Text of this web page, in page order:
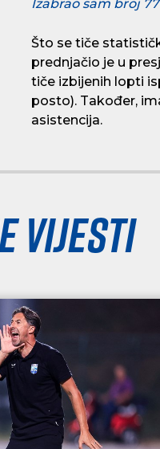
Izabrao sam broj
Što se tiče
prednjačio je u
tiče izbijenih lopti
posto). Također,
asistencija.
vijesti